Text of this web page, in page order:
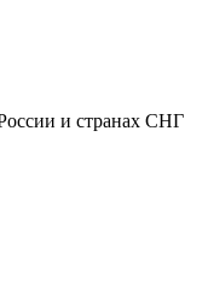
и странах СНГ